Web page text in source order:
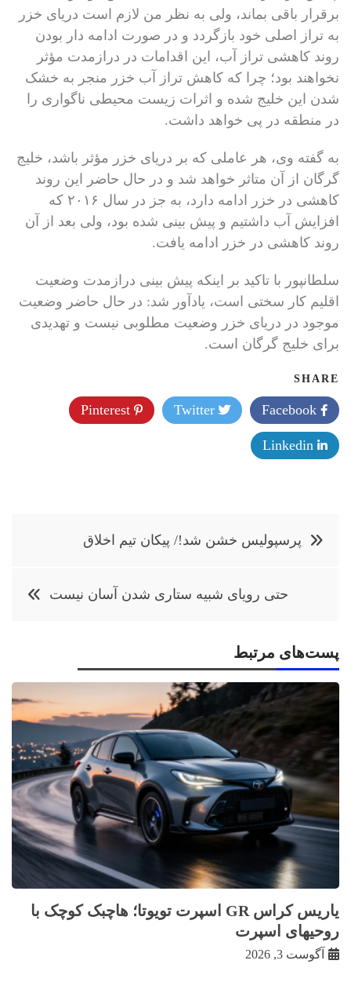
برقرار باقی بماند، ولی به نظر من لازم است دریای خزر
به تراز اصلی خود بازگردد و در صورت ادامه دار بودن
روند کاهشی تراز آب، این اقدامات در درازمدت مؤثر
نخواهند بود؛ چرا که کاهش تراز آب خزر منجر به خشک
شدن این خلیج شده و اثرات زیست محیطی ناگواری را
در منطقه در پی خواهد داشت.
به گفته وی، هر عاملی که بر دریای خزر مؤثر باشد، خلیج
گرگان از آن متاثر خواهد شد و در حال حاضر این روند
کاهشی در خزر ادامه دارد، به جز در سال ۲۰۱۶ که
افزایش آب داشتیم و پیش بینی شده بود، ولی بعد از آن
روند کاهشی در خزر ادامه یافت.
سلطانپور با تاکید بر اینکه پیش بینی درازمدت وضعیت
اقلیم کار سختی است، یادآور شد: در حال حاضر وضعیت
موجود در دریای خزر وضعیت مطلوبی نیست و تهدیدی
برای خلیج گرگان است.
SHARE
Twitter
راهبریپرسپولیس خشن شد!/ پیکان تیم اخلاق
حتی رویای شبیه ستاری شدن آسان نیست
پست‌های مرتبط
یاریس کراس GR اسپرت تویوتا؛ هاچبک کوچک با
روحیهای اسپرت
آگوست 3, 2026